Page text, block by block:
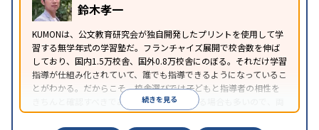
鈴木孝一
KUMONは、公文教育研究会が独自開発したプリントを使用して学
習する無学年式の学習塾だ。フランチャイズ展開で校舎数を伸ば
しており、国内1.5万校舎、国外0.8万校舎にのぼる。それだけ学習
指導が仕組み化されていて、誰でも指導できるようになっているこ
とがわかる。だからこそ、校舎選びでは子どもと指導者の相性を
きちんと確認すべきである。近所に2校舎ある場合も多いので、両
方見学してみることをオススメする。
続きを見る